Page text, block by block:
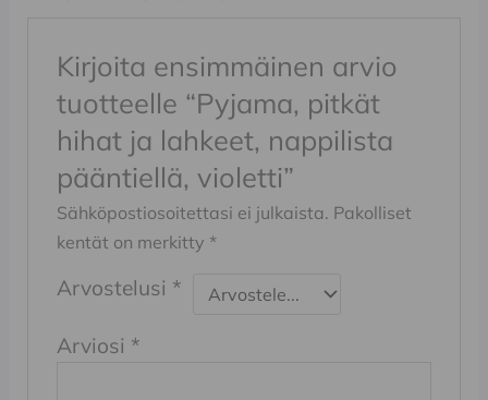
Kirjoita ensimmäinen arvio
tuotteelle “Pyjama, pitkät
hihat ja lahkeet, nappilista
pääntiellä, violetti”
Sähköpostiosoitettasi ei julkaista. Pakolliset
kentät on merkitty *
Arvostelusi *
Arviosi *